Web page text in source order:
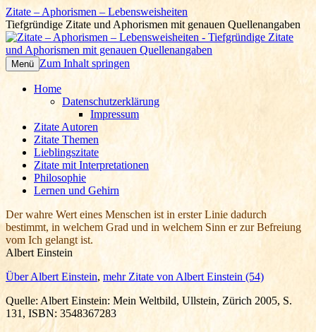
Zitate – Aphorismen – Lebensweisheiten
Tiefgründige Zitate und Aphorismen mit genauen Quellenangaben
Menü Zum Inhalt springen
Home
Datenschutzerklärung
Impressum
Zitate Autoren
Zitate Themen
Lieblingszitate
Zitate mit Interpretationen
Philosophie
Lernen und Gehirn
Der wahre Wert eines Menschen ist in erster Linie dadurch
bestimmt, in welchem Grad und in welchem Sinn er zur Befreiung
vom Ich gelangt ist.
Albert Einstein
Über Albert Einstein, mehr Zitate von Albert Einstein (54)
Quelle: Albert Einstein: Mein Weltbild, Ullstein, Zürich 2005, S.
131, ISBN: 3548367283